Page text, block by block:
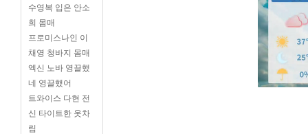
수영복 입은 안소
희 몸매
프로미스나인 이
채영 청바지 몸매
엑신 노바 영끌했
네 영끌했어
트와이스 다현 전
신 타이트한 옷차
림